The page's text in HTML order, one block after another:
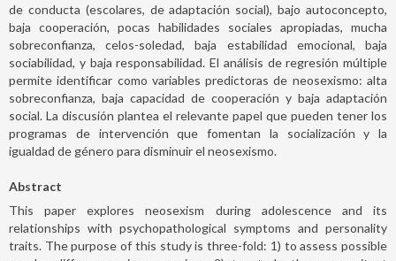
de conducta (escolares, de adaptación social), bajo autoconcepto,
baja cooperación, pocas habilidades sociales apropiadas, mucha
sobreconfianza, celos-soledad, baja estabilidad emocional, baja
sociabilidad, y baja responsabilidad. El análisis de regresión múltiple
permite identificar como variables predictoras de neosexismo: alta
sobreconfianza, baja capacidad de cooperación y baja adaptación
social. La discusión plantea el relevante papel que pueden tener los
programas de intervención que fomentan la socialización y la
igualdad de género para disminuir el neosexismo.
Abstract
This paper explores neosexism during adolescence and its
relationships with psychopathological symptoms and personality
traits. The purpose of this study is three-fold: 1) to assess possible